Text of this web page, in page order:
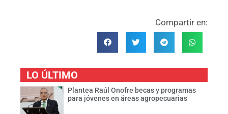
Compartir en:
LO ÚLTIMO
Plantea Raúl Onofre becas y programas
para jóvenes en áreas agropecuarias